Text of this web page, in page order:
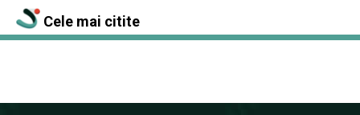
Cele mai citite